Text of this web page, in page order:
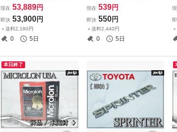
純正 S13 シルビア 前期 フロ
ントグリル ラジエーターグ
リル 外装 62310-35-F00 希
少 即納
現在 53,889円
即決 53,900円
＋送料2,180円
0 5日
動ファン ラジエター ラジエ
ーター 車用 電ファン
現在 539円
即決 550円
＋送料2,440円
0 5日
本日終了